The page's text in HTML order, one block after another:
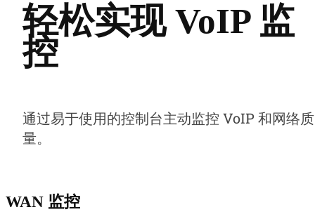
轻松实现 VoIP 监
控
通过易于使用的控制台主动监控 VoIP 和网络质
量。
WAN 监控